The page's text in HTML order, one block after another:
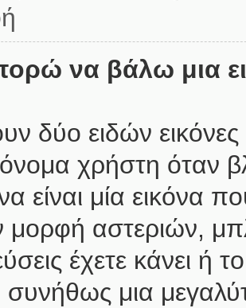
να βάλω μια
δύο ειδών
χρήστη όταν
είναι μία εικόνα
μορφή αστεριών,
έχετε κάνει
μια